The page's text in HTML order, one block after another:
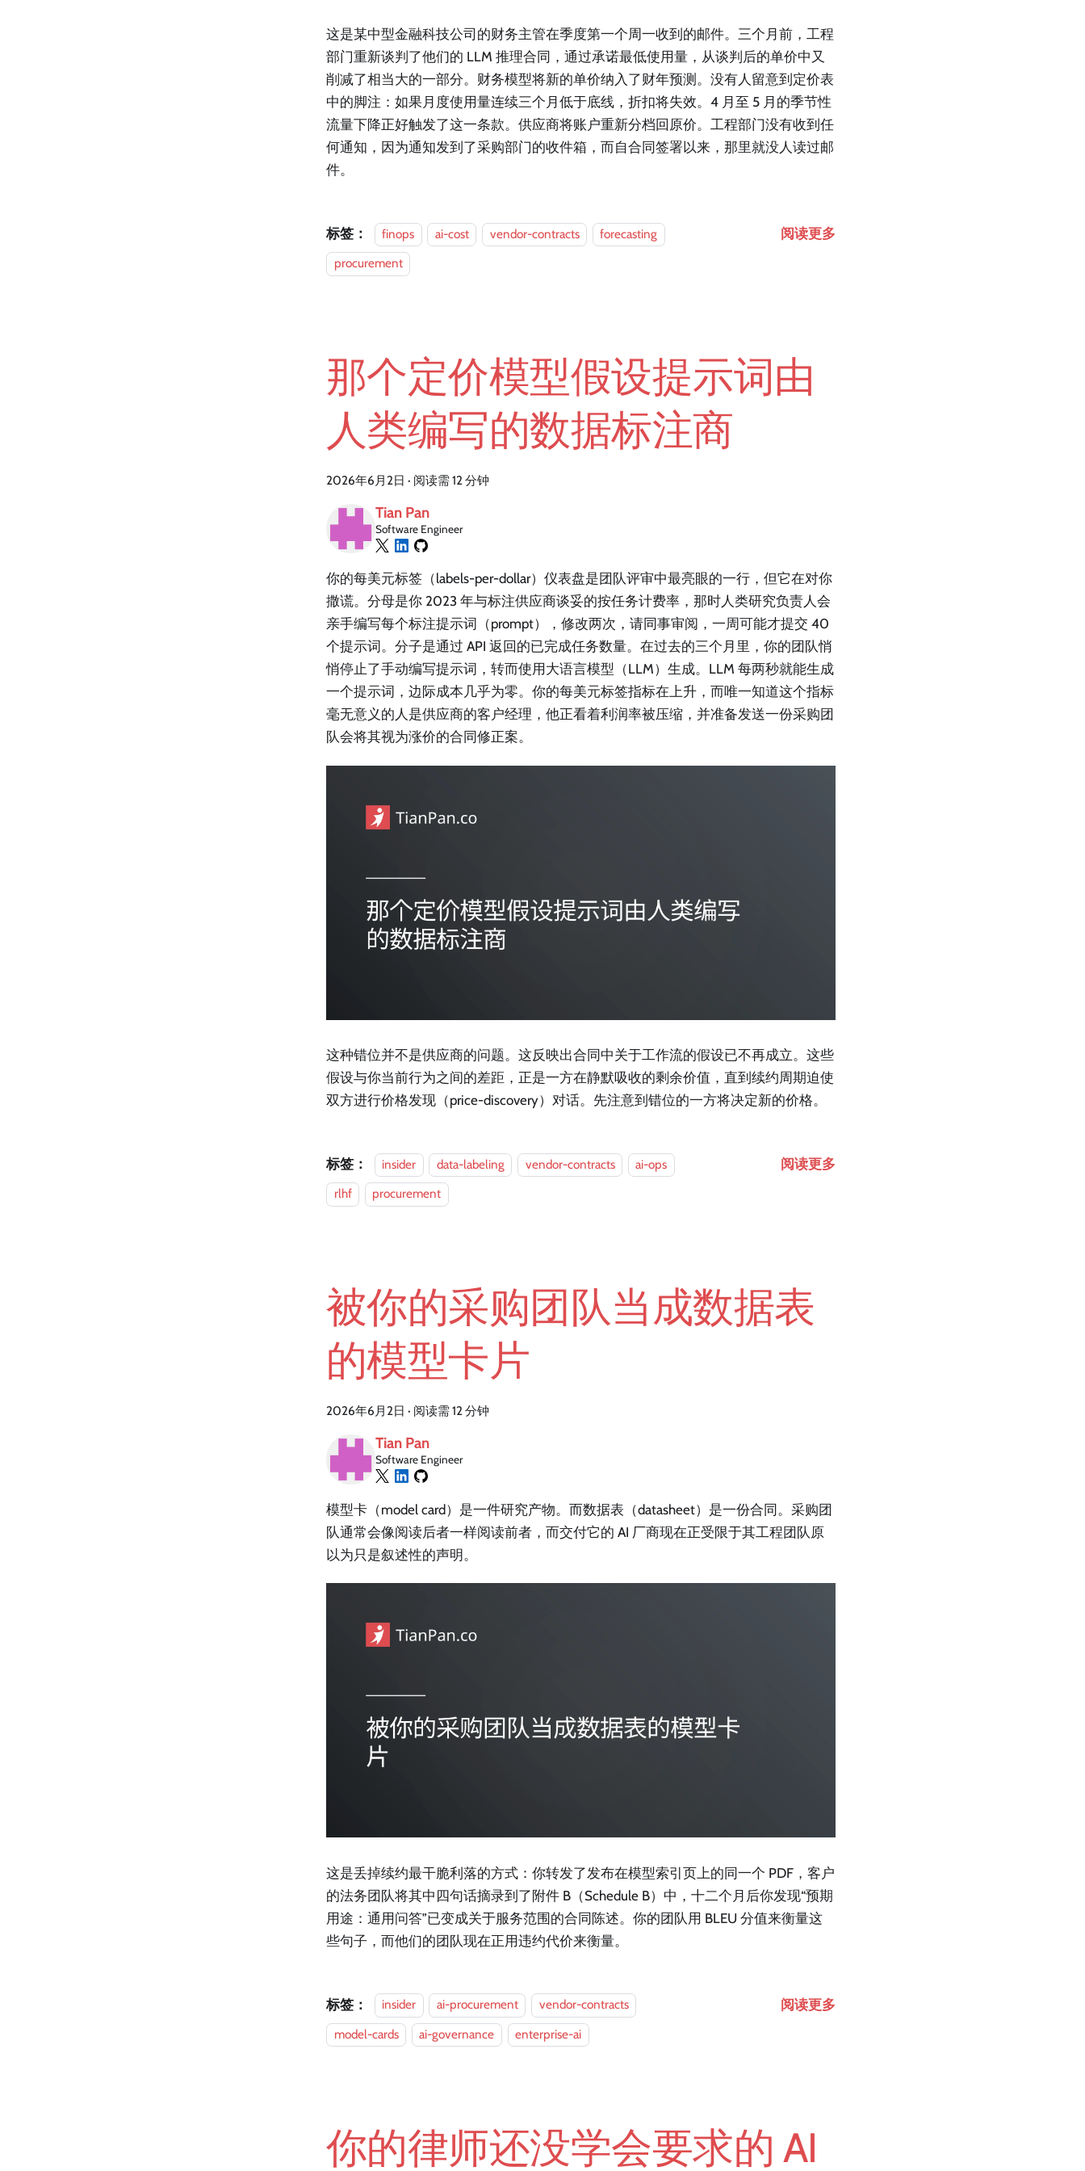
这是某中型金融科技公司的财务主管在季度第一个周一收到的邮件。三个月前，工程
部门重新谈判了他们的 LLM 推理合同，通过承诺最低使用量，从谈判后的单价中又
削减了相当大的一部分。财务模型将新的单价纳入了财年预测。没有人留意到定价表
中的脚注：如果月度使用量连续三个月低于底线，折扣将失效。4 月至 5 月的季节性
流量下降正好触发了这一条款。供应商将账户重新分档回原价。工程部门没有收到任
何通知，因为通知发到了采购部门的收件箱，而自合同签署以来，那里就没人读过邮
件。
标签： finops ai-cost vendor-contracts
forecasting
procurement
阅读更多
那个定价模型假设提示词由
人类编写的数据标注商
2026年6月2日 · 阅读需 12 分钟
Tian Pan
Software Engineer
你的每美元标签（labels-per-dollar）仪表盘是团队评审中最亮眼的一行，但它在对你
撒谎。分母是你 2023 年与标注供应商谈妥的按任务计费率，那时人类研究负责人会
亲手编写每个标注提示词（prompt），修改两次，请同事审阅，一周可能才提交 40
个提示词。分子是通过 API 返回的已完成任务数量。在过去的三个月里，你的团队悄
悄停止了手动编写提示词，转而使用大语言模型（LLM）生成。LLM 每两秒就能生成
一个提示词，边际成本几乎为零。你的每美元标签指标在上升，而唯一知道这个指标
毫无意义的人是供应商的客户经理，他正看着利润率被压缩，并准备发送一份采购团
队会将其视为涨价的合同修正案。
这种错位并不是供应商的问题。这反映出合同中关于工作流的假设已不再成立。这些
假设与你当前行为之间的差距，正是一方在静默吸收的剩余价值，直到续约周期迫使
双方进行价格发现（price-discovery）对话。先注意到错位的一方将决定新的价格。
标签： insider data-labeling vendor-contracts
ai-ops
rlhf
procurement
阅读更多
被你的采购团队当成数据表
的模型卡片
2026年6月2日 · 阅读需 12 分钟
Tian Pan
Software Engineer
模型卡（model card）是一件研究产物。而数据表（datasheet）是一份合同。采购团
队通常会像阅读后者一样阅读前者，而交付它的 AI 厂商现在正受限于其工程团队原
以为只是叙述性的声明。
这是丢掉续约最干脆利落的方式：你转发了发布在模型索引页上的同一个 PDF，客户
的法务团队将其中四句话摘录到了附件 B（Schedule B）中，十二个月后你发现“预期
用途：通用问答”已变成关于服务范围的合同陈述。你的团队用 BLEU 分值来衡量这
些句子，而他们的团队现在正用违约代价来衡量。
标签： insider ai-procurement
vendor-contracts
model-cards
ai-governance enterprise-ai
阅读更多
你的律师还没学会要求的 AI